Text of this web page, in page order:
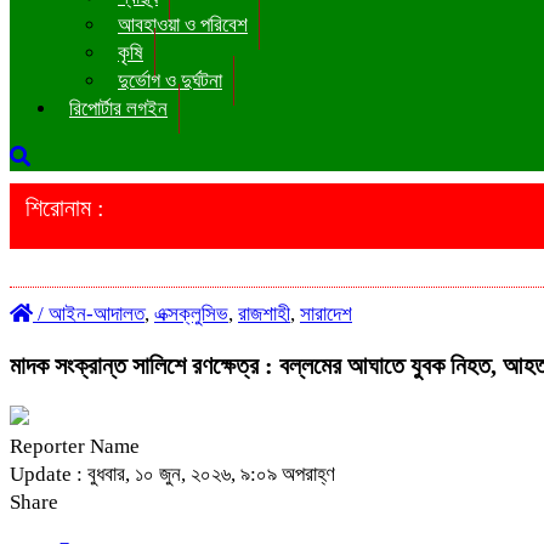
আবহাওয়া ও পরিবেশ
কৃষি
দুর্ভোগ ও দুর্ঘটনা
রিপোর্টার লগইন
শিরোনাম :
/ আইন-আদালত, এক্সক্লুসিভ, রাজশাহী, সারাদেশ
মাদক সংক্রান্ত সালিশে রণক্ষেত্র : বল্লমের আঘাতে যুবক নিহত,
Reporter Name
Update : বুধবার, ১০ জুন, ২০২৬, ৯:০৯ অপরাহ্ণ
Share